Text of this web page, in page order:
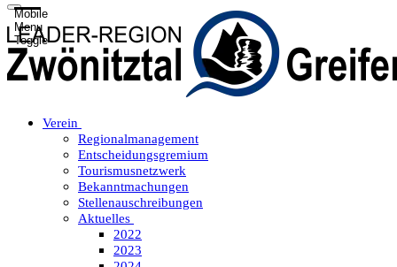
Mobile
Menu
Toggle
Verein
Regionalmanagement
Entscheidungsgremium
Tourismusnetzwerk
Bekanntmachungen
Stellenauschreibungen
Aktuelles
2022
2023